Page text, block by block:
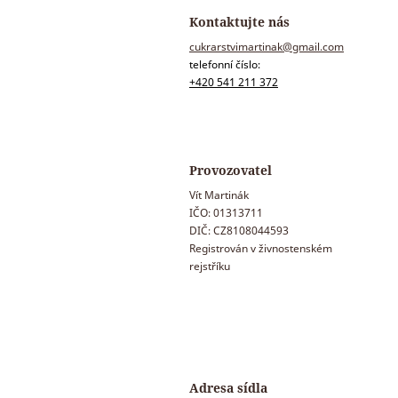
Kontaktujte nás
cukrarstvimartinak@gmail.com
telefonní číslo:
+420 541 211 372
Provozovatel
Vít Martinák
IČO: 01313711
DIČ: CZ8108044593
Registrován v živnostenském
rejstříku
Adresa sídla